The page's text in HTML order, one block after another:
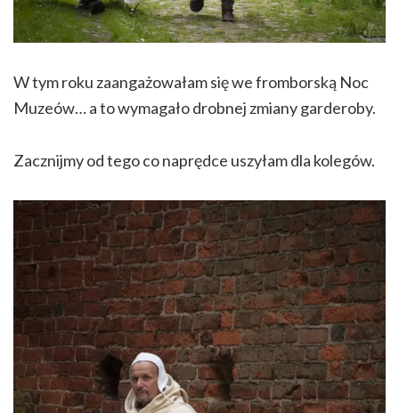
W tym roku zaangażowałam się we fromborską Noc
Muzeów… a to wymagało drobnej zmiany garderoby.
Zacznijmy od tego co naprędce uszyłam dla kolegów.